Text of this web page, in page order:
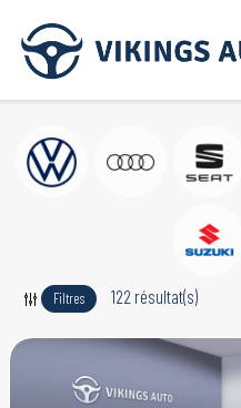
Filtres 122 résultat(s)